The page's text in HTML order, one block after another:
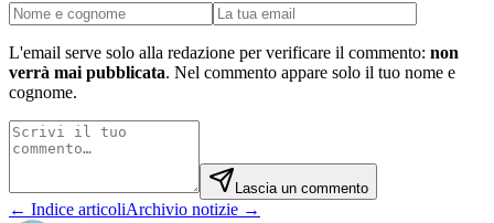
L'email serve solo alla redazione per verificare il commento: non
verrà mai pubblicata. Nel commento appare solo il tuo nome e
cognome.
Lascia un commento
← Indice articoliArchivio notizie →